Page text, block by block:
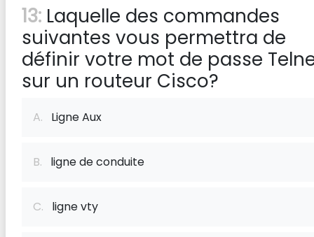
13: Laquelle des commandes
suivantes vous permettra de
définir votre mot de passe
sur un routeur Cisco?
A. Ligne Aux
B. ligne de conduite
C. ligne vty